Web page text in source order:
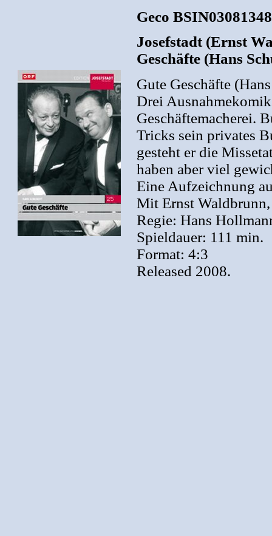
Geco
Josefstadt (Ernst
Geschäfte (Hans
Gute Geschäfte
Drei
Geschäftemacherei.
Tricks sein privates
gesteht er die
haben aber viel
Eine Aufzeichnung
Mit Ernst
Regie: Hans
Spieldauer: 111 min.
Format: 4:3
Released 2008.